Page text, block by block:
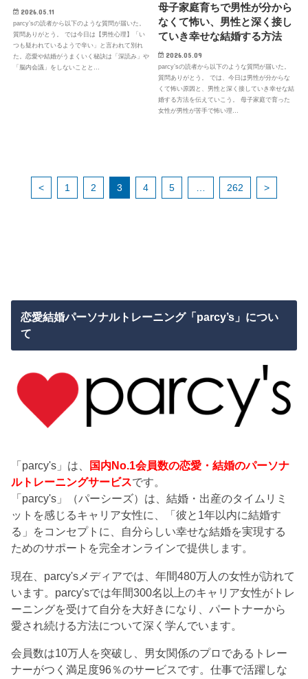
2026.05.11
parcy’sの読者から以下のような質問が届いた。
質問ありがとう。 では今日は【男性心理】「い
つも疑われているようで辛い」と言われて別れ
た。恋愛や結婚がうまくいく秘訣は「深読み」や
「脳内会議」をしないことと…
母子家庭育ちで男性が分から
なくて怖い、男性と深く接し
ていき幸せな結婚する方法
2026.05.09
parcy’sの読者から以下のような質問が届いた。
質問ありがとう。 では、今日は男性が分からな
くて怖い原因と、男性と深く接していき幸せな結
婚する方法を伝えていこう。 母子家庭で育った
女性が男性が苦手で怖い理…
< 1 2 3 4 5 … 262 >
恋愛結婚パーソナルトレーニング「parcy’s」につい
て
「parcy's」は、
国内No.1会員数の恋愛・結婚のパーソナ
ルトレーニングサービスです。
「parcy's」（パーシーズ）は、結婚・出産のタイムリミ
ットを感じるキャリア女性に、「彼と1年以内に結婚す
る」をコンセプトに、自分らしい幸せな結婚を実現する
ためのサポートを完全オンラインで提供します。
現在、parcy'sメディアでは、年間480万人の女性が訪れて
います。parcy'sでは年間300名以上のキャリア女性がトレ
ーニングを受けて自分を大好きになり、パートナーから
愛され続ける方法について深く学んでいます。
会員数は10万人を突破し、男女関係のプロであるトレー
ナーがつく満足度96％のサービスです。仕事で活躍しな